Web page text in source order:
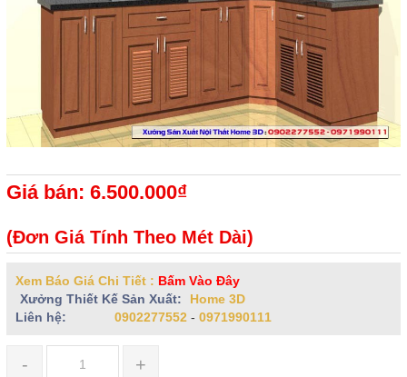
Giá bán: 6.500.000₫
(Đơn Giá Tính Theo Mét Dài)
Xem Báo Giá Chi Tiết : Bấm Vào Đây
Xưởng Thiết Kế Sản Xuất:
Home 3D
Liên hệ:
0902277552 - 0971990111
- +